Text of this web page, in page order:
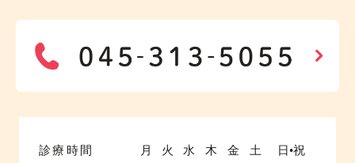
診療時間 月 火 水 木 金 土 日•祝